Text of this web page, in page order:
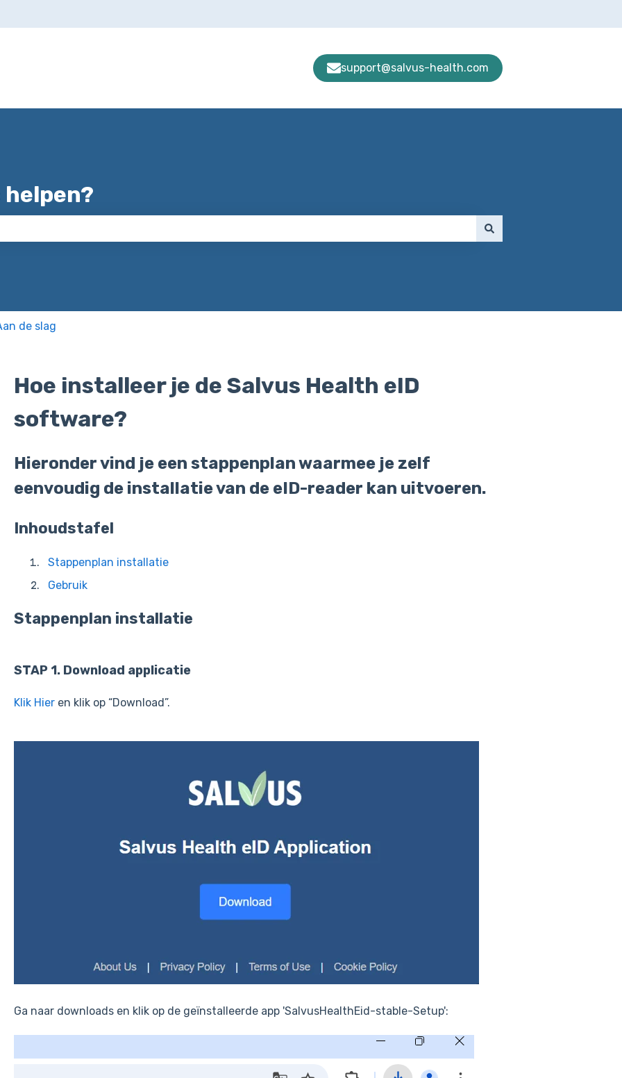
support@salvus-health.com
helpen?
de slag
Hoe installeer je de Salvus Health eID
software?
Hieronder vind je een stappenplan waarmee je zelf
eenvoudig de installatie van de eID-reader kan uitvoeren.
Inhoudstafel
Stappenplan installatie
Gebruik
Stappenplan installatie
STAP 1. Download applicatie
Klik Hieren klik op “Download”.
Ga naar downloads en klik op de geïnstalleerde app 'SalvusHealthEid-stable-Setup':